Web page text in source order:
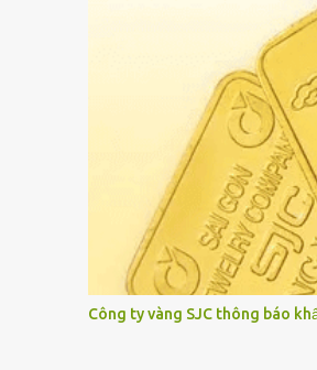
Công ty vàng SJC thông báo